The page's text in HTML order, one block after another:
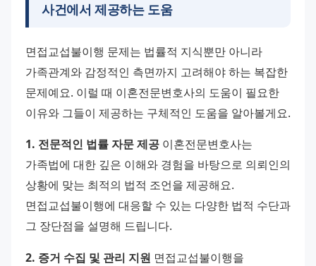
사건에서 제공하는 도움
면접교섭불이행 문제는 법률적 지식뿐만 아니라
가족관계와 감정적인 측면까지 고려해야 하는 복잡한
문제예요. 이럴 때 이혼전문변호사의 도움이 필요한
1. 전문적인 법률 자문 제공 이혼전문변호사는
가족법에 대한 깊은 이해와 경험을 바탕으로 의뢰인의
상황에 맞는 최적의 법적 조언을 제공해요.
면접교섭불이행에 대응할 수 있는 다양한 법적 수단과
그 장단점을 설명해 드립니다.
2. 증거 수집 및 관리 지원 면접교섭불이행을